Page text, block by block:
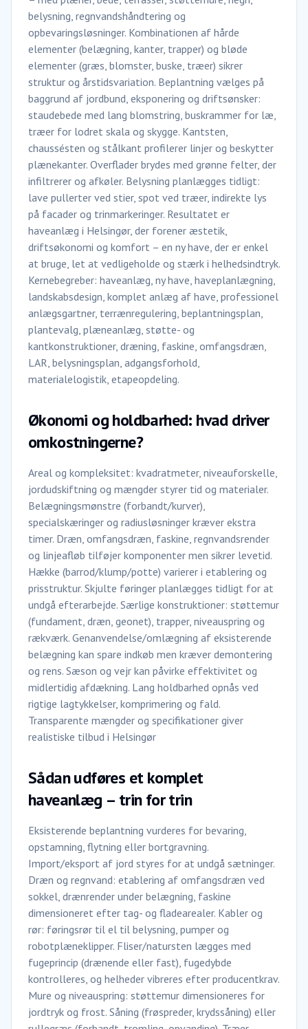
belysning, regnvandshåndtering og
opbevaringsløsninger. Kombinationen af hårde
elementer (belægning, kanter, trapper) og bløde
elementer (græs, blomster, buske, træer) sikrer
struktur og årstidsvariation. Beplantning vælges på
baggrund af jordbund, eksponering og driftsønsker:
staudebede med lang blomstring, buskrammer for læ,
træer for lodret skala og skygge. Kantsten,
chaussésten og stålkant profilerer linjer og beskytter
plænekanter. Overflader brydes med grønne felter, der
infiltrerer og afkøler. Belysning planlægges tidligt:
lave pullerter ved stier, spot ved træer, indirekte lys
på facader og trinmarkeringer. Resultatet er
haveanlæg i Helsingør, der forener æstetik,
driftsøkonomi og komfort – en ny have, der er enkel
at bruge, let at vedligeholde og stærk i helhedsindtryk.
Kernebegreber: haveanlæg, ny have, haveplanlægning,
landskabsdesign, komplet anlæg af have, professionel
anlægsgartner, terrænregulering, beplantningsplan,
plantevalg, plæneanlæg, støtte- og
kantkonstruktioner, dræning, faskine, omfangsdræn,
LAR, belysningsplan, adgangsforhold,
materialelogistik, etapeopdeling.
Økonomi og holdbarhed: hvad driver
omkostningerne?
Areal og kompleksitet: kvadratmeter, niveauforskelle,
jordudskiftning og mængder styrer tid og materialer.
Belægningsmønstre (forbandt/kurver),
specialskæringer og radiusløsninger kræver ekstra
timer. Dræn, omfangsdræn, faskine, regnvandsrender
og linjeafløb tilføjer komponenter men sikrer levetid.
Hække (barrod/klump/potte) varierer i etablering og
prisstruktur. Skjulte føringer planlægges tidligt for at
undgå efterarbejde. Særlige konstruktioner: støttemur
(fundament, dræn, geonet), trapper, niveauspring og
rækværk. Genanvendelse/omlægning af eksisterende
belægning kan spare indkøb men kræver demontering
og rens. Sæson og vejr kan påvirke effektivitet og
midlertidig afdækning. Lang holdbarhed opnås ved
rigtige lagtykkelser, komprimering og fald.
Transparente mængder og specifikationer giver
realistiske tilbud i Helsingør
Sådan udføres et komplet
haveanlæg – trin for trin
Eksisterende beplantning vurderes for bevaring,
opstamning, flytning eller bortgravning.
Import/eksport af jord styres for at undgå sætninger.
Dræn og regnvand: etablering af omfangsdræn ved
sokkel, drænrender under belægning, faskine
dimensioneret efter tag- og fladearealer. Kabler og
rør: føringsrør til el til belysning, pumper og
robotplæneklipper. Fliser/natursten lægges med
fugeprincip (drænende eller fast), fugedybde
kontrolleres, og helheder vibreres efter producentkrav.
Mure og niveauspring: støttemur dimensioneres for
jordtryk og frost. Såning (frøspreder, krydssåning) eller